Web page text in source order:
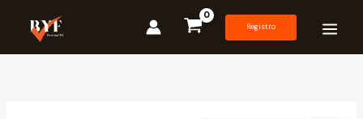
contenido
Registro